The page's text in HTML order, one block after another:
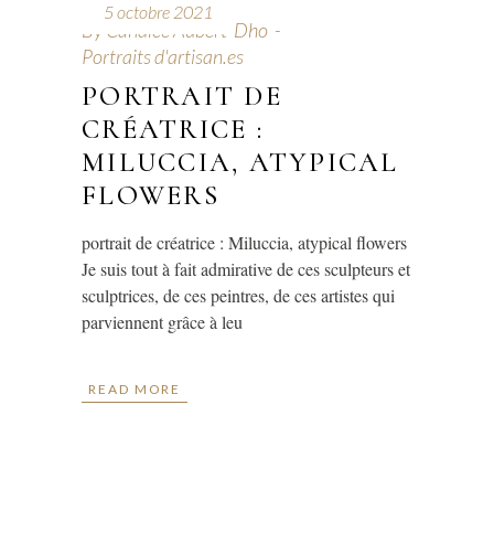
5 octobre 2021
By Candice Aubert-Dho
Portraits d'artisan.es
PORTRAIT DE
CRÉATRICE :
MILUCCIA, ATYPICAL
FLOWERS
portrait de créatrice : Miluccia, atypical flowers
Je suis tout à fait admirative de ces sculpteurs et
sculptrices, de ces peintres, de ces artistes qui
parviennent grâce à leu
READ MORE